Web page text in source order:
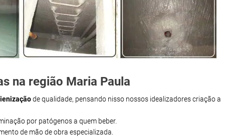
na região Maria Paula
de qualidade, pensando nisso nossos idealizadores criação a
por patógenos a quem beber.
de mão de obra especializada.